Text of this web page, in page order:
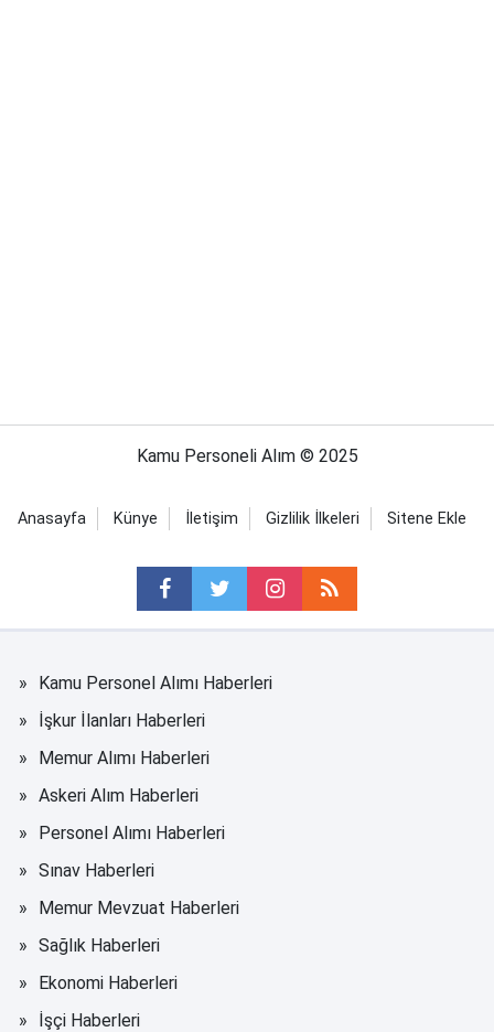
Kamu Personeli Alım © 2025
Anasayfa Künye İletişim Gizlilik İlkeleri Sitene Ekle
Kamu Personel Alımı Haberleri
İşkur İlanları Haberleri
Memur Alımı Haberleri
Askeri Alım Haberleri
Personel Alımı Haberleri
Sınav Haberleri
Memur Mevzuat Haberleri
Sağlık Haberleri
Ekonomi Haberleri
İşçi Haberleri